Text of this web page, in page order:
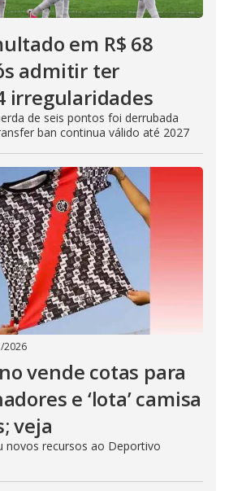
em R$ 68
admitir ter
irregularidades
de seis pontos foi derrubada
ban continua válido até 2027
2026
vende cotas para
e ‘lota’ camisa
veja
novos recursos ao Deportivo